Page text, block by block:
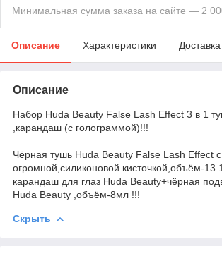
Минимальная сумма заказа на сайте — 2
Описание Характеристики Доставка
Описание
Набор Huda Beauty False Lash Effect 3 в 1
,карандаш (с голограммой)!!!
Чёрная тушь Huda Beauty False Lash Effect с
огромной,силиконовой кисточкой,объём-
карандаш для глаз Huda Beauty+чёрная
Huda Beauty ,объём-8мл !!!
Скрыть